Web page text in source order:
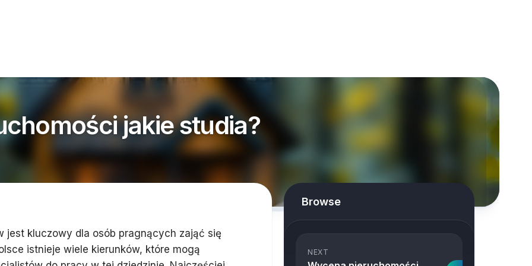
jakie studia?
jest kluczowy dla osób pragnących zająć się
istnieje wiele kierunków, które mogą
Browse
NEXT